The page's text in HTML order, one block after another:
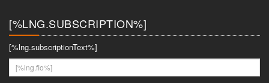
[%LNG.SUBSCRIPTION%]
[%lng.subscriptionText%]
[%lng.fio%]